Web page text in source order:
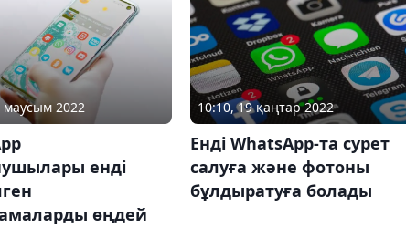
маусым 2022
енді
өңдей
10:10, 19 қаңтар 2022
Енді WhatsApp-та сурет
салуға және фотоны
бұлдыратуға болады